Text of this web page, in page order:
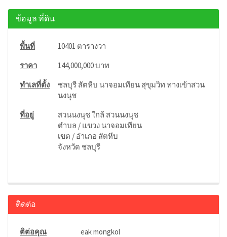
ข้อมูล ที่ดิน
พื้นที่
10401 ตารางวา
ราคา
144,000,000 บาท
ทำเลที่ตั้ง
ชลบุรี สัตหีบ นาจอมเทียน สุขุมวิท ทางเข้าสวน
นงนุช
ที่อยู่
สวนนงนุช ใกล้ สวนนงนุช
ตำบล / แขวง นาจอมเทียน
เขต / อำเภอ สัตหีบ
จังหวัด ชลบุรี
ติดต่อ
ติต่อคุณ
eak mongkol